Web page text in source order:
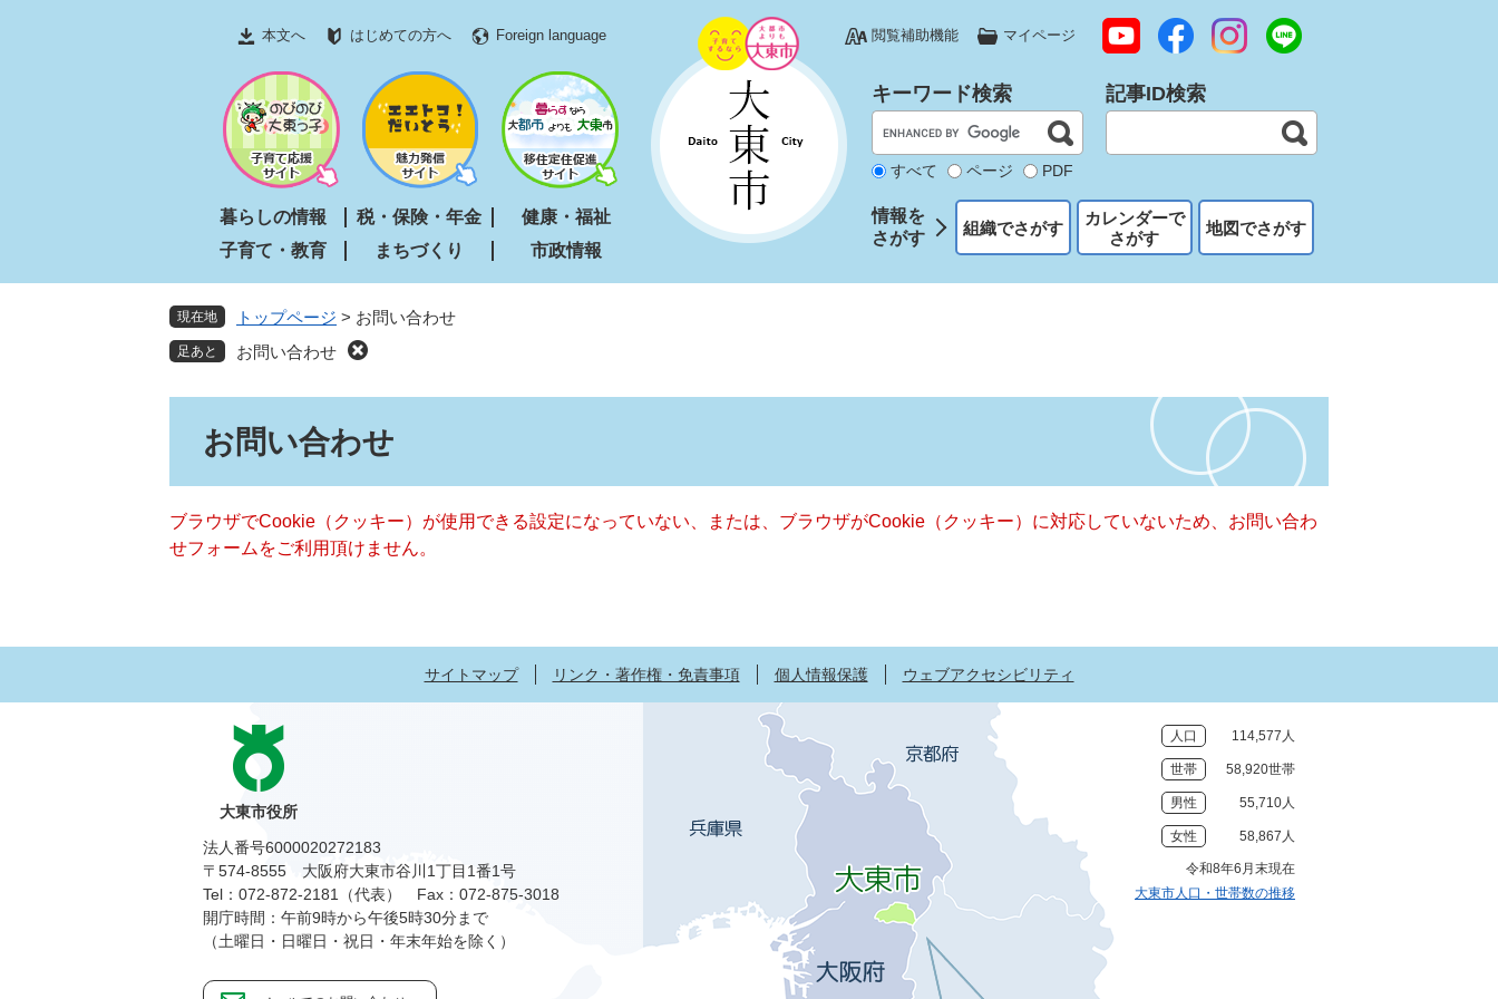
文
本文へ はじめての方へ Foreign language 閲覧補助機能 マイページ
暮らしの情報 税・保険・年金
健康・福祉
子育て・教育
まちづくり 市政情報
キーワード検索
すべて ページ PDF
記事ID検索
情報を
さがす
組織でさがす
カレンダーで
さがす
地図でさがす
現在地 トップページ > お問い合わせ
お問い合わせ
お問い合わせ
ブラウザでCookie（クッキー）が使用できる設定になっていない、または、ブラウザがCookie（クッキー）に対応していないため、お問い合わ
せフォームをご利用頂けません。
サイトマップ リンク・著作権・免責事項 個人情報保護 ウェブアクセシビリティ
人口 114,577人
世帯 58,920世帯
男性 55,710人
女性 58,867人
令和8年6月末現在
大東市人口・世帯数の推移
大東市役所
法人番号6000020272183
〒574-8555 大阪府大東市谷川1丁目1番1号
Tel：072-872-2181（代表）
Fax：072-875-3018
開庁時間：午前9時から午後5時30分まで
（土曜日・日曜日・祝日・年末年始を除く）